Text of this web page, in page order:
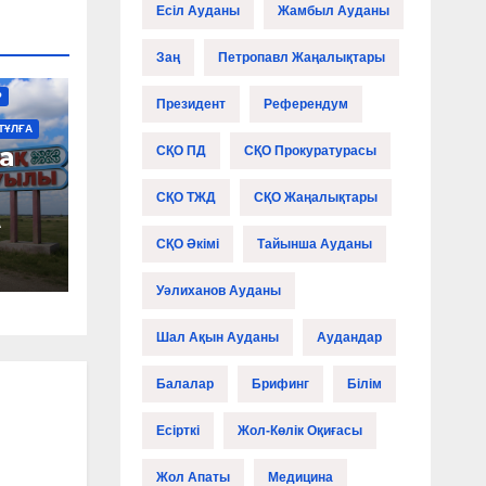
Есіл Ауданы Жамбыл Ауданы
Заң Петропавл Жаңалықтары
Президент Референдум
СҚО ПД СҚО Прокуратурасы
СҚО ТЖД СҚО Жаңалықтары
СҚО Әкімі Тайынша Ауданы
Уәлиханов Ауданы
Шал Ақын Ауданы Аудандар
Балалар Брифинг Білім
Есірткі Жол-Көлік Оқиғасы
Жол Апаты Медицина